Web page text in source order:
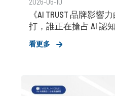
《AI TRUST 品牌影響
打，誰正在搶占 AI 認
看更多